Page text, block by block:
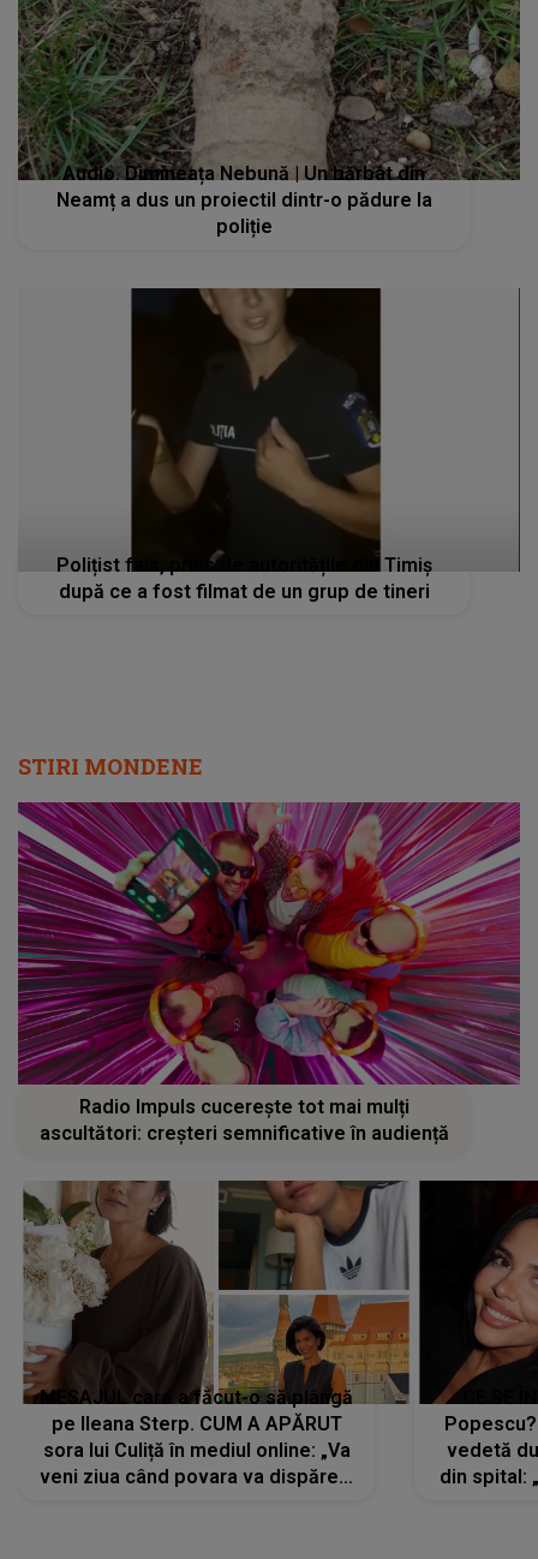
Audio. Dimineața Nebună | Un bărbat din
Neamț a dus un proiectil dintr-o pădure la
poliție
Polițist fals, prins de autoritățile din Timiș
după ce a fost filmat de un grup de tineri
STIRI MONDENE
Radio Impuls cucerește tot mai mulți
ascultători: creșteri semnificative în audiență
MESAJUL care a făcut-o să plângă
pe Ileana Sterp. CUM A APĂRUT
sora lui Culiță în mediul online: „Va
veni ziua când povara va dispărea,
vedetă
din spital: